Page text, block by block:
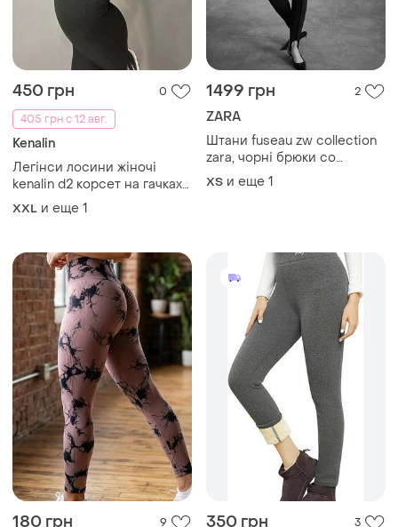
450 грн
0
405 грн с 12 авг.
Kenalin
Легінси лосини жіночі
kenalin d2 корсет на гачках
в рубчик тонкі чорні
XXL и еще 1
1499 грн 2
ZARA
Штани fuseau zw collection
zara, чорні брюки со
штрипками zara, легінси зі
штрипками
ХS и еще 1
180 грн
9
350 грн 3